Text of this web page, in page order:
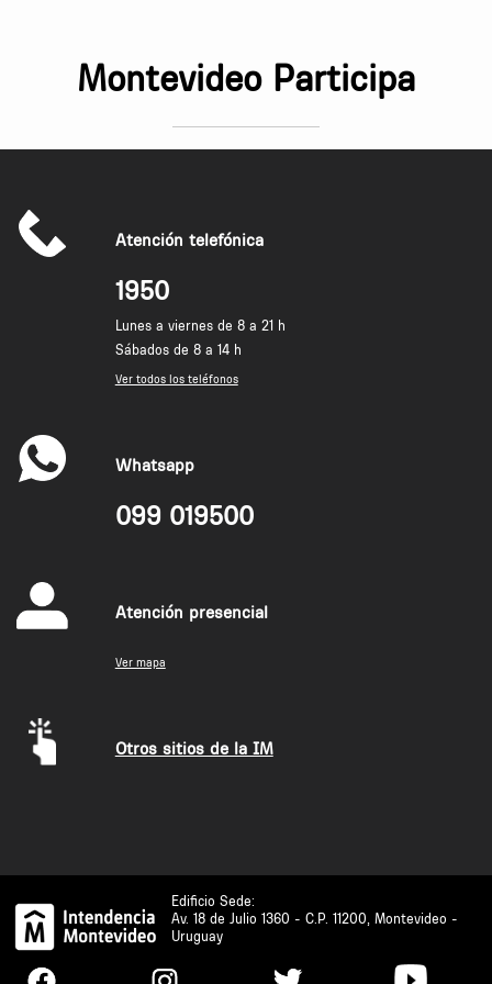
Montevideo Participa
Atención telefónica
1950
Lunes a viernes de 8 a 21 h
Sábados de 8 a 14 h
Ver todos los teléfonos
Whatsapp
099 019500
Atención presencial
Ver mapa
Otros sitios de la IM
Edificio Sede:
Av. 18 de Julio 1360 - C.P. 11200, Montevideo -
Uruguay